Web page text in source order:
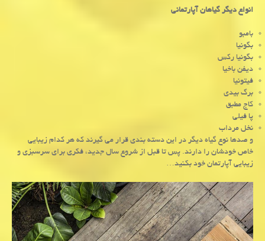
انواع دیگر گیاهان آپارتمانی
بامبو
بگونیا
بگونیا رکس
دیفن باخیا
فیتونیا
برگ بیدی
کاج مطبق
پا فیلی
نخل مرداب
و صدها نوع گیاه دیگر در این دسته بندی قرار می گیرند که هر کدام زیبایی
خاص خودشان را دارند. پس تا قبل از شروع سال جدید، فکری برای سرسبزی و
زیبایی آپارتمان خود بکنید…